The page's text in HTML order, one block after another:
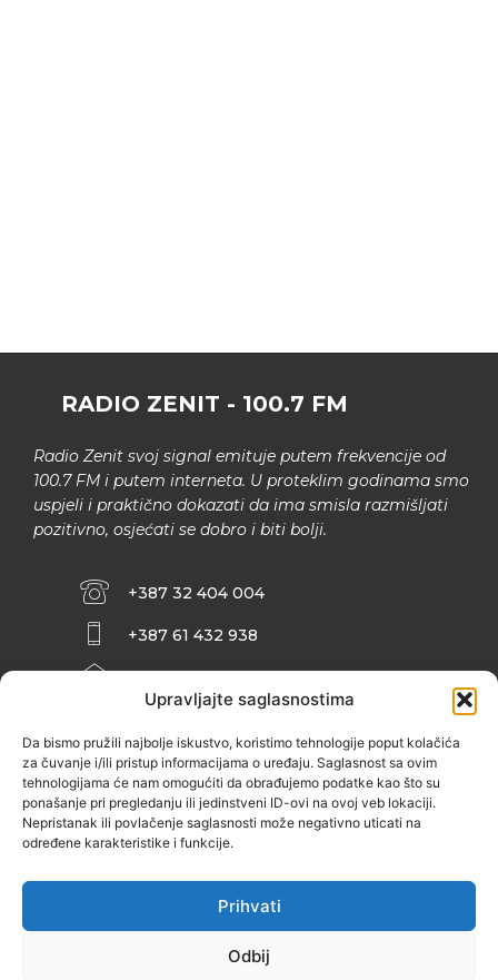
Upravljajte saglasnostima
Da bismo pružili najbolje iskustvo, koristimo tehnologije poput kolačića
za čuvanje i/ili pristup informacijama o uređaju. Saglasnost sa ovim
tehnologijama će nam omogućiti da obrađujemo podatke kao što su
ponašanje pri pregledanju ili jedinstveni ID-ovi na ovoj veb lokaciji.
Nepristanak ili povlačenje saglasnosti može negativno uticati na
određene karakteristike i funkcije.
Prihvati
Odbij
RADIO ZENIT - 100.7 FM
Radio Zenit svoj signal emituje putem frekvencije od
100.7 FM i putem interneta. U proteklim godinama smo
uspjeli i praktično dokazati da ima smisla razmišljati
pozitivno, osjećati se dobro i biti bolji.
+387 32 404 004
+387 61 432 938
INFO@ZENIT.BA
ZENIČANKA, 3. SPRAT), 72000 ZENICA